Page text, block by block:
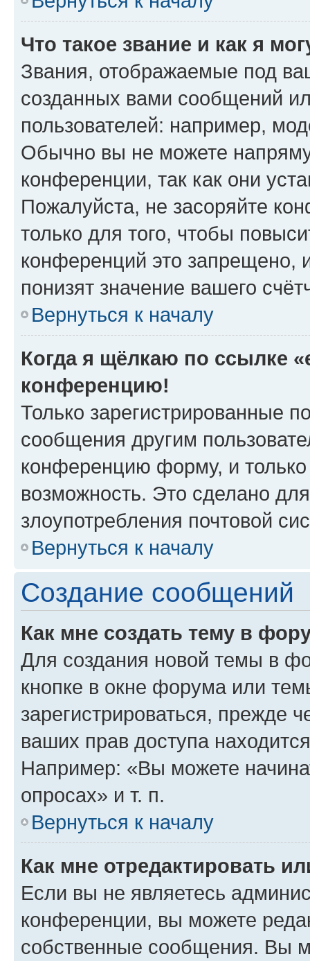
Что такое звание и как я
Звания, отображаемые под
созданных вами сообщений
пользователей: например,
Обычно вы не можете
конференции, так как они
Пожалуйста, не засоряйте
только для того, чтобы
конференций это запрещено,
понизят значение вашего
Вернуться к началу
Когда я щёлкаю по ссылке
конференцию!
Только зарегистрированные
сообщения другим
конференцию форму, и
возможность. Это сделано
злоупотребления почтовой
Вернуться к началу
Создание сообщений
Как мне создать тему в
Для создания новой темы в
кнопке в окне форума или
зарегистрироваться, прежде
ваших прав доступа
Например: «Вы можете
опросах» и т. п.
Вернуться к началу
Как мне отредактировать
Если вы не являетесь
конференции, вы можете
собственные сообщения. Вы